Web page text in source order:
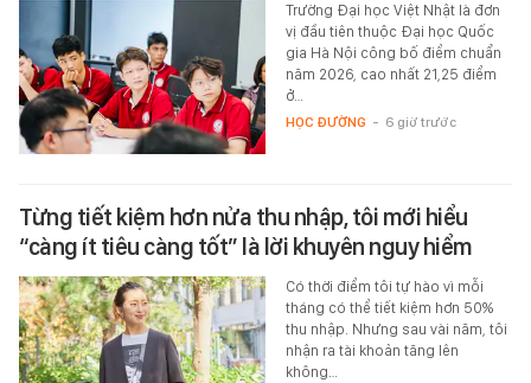
Trường Đại học Việt Nhật là đơn
vị đầu tiên thuộc Đại học Quốc
gia Hà Nội công bố điểm chuẩn
năm 2026, cao nhất 21,25 điểm
ở…
HỌC ĐƯỜNG - 6 giờ trước
Từng tiết kiệm hơn nửa thu nhập, tôi mới hiểu
“càng ít tiêu càng tốt” là lời khuyên nguy hiểm
Có thời điểm tôi tự hào vì mỗi
tháng có thể tiết kiệm hơn 50%
thu nhập. Nhưng sau vài năm, tôi
nhận ra tài khoản tăng lên
không…